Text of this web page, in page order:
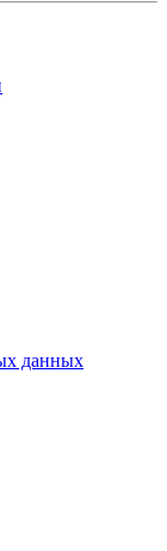
данных